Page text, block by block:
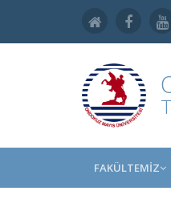
FAKÜLTEMİZ